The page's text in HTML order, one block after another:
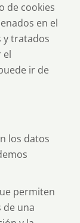
de cookies
en el
y tratados
el
ir de
los datos
permiten
de una